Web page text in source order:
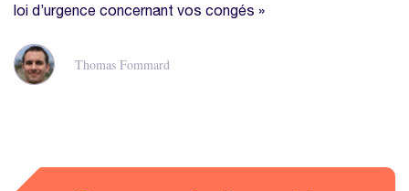
loi d’urgence concernant vos congés »
Thomas Fommard